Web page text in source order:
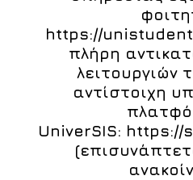
https://
πλήρη
λειτουργιών
αντίστοιχη
UniverSIS: